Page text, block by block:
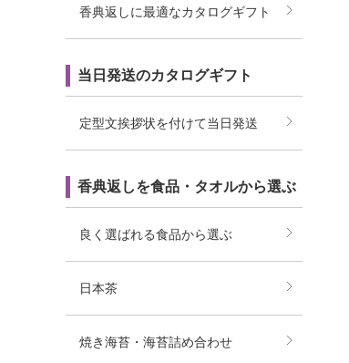
香典返しに最適なカタログギフト
当日発送のカタログギフト
定型文挨拶状を付けて当日発送
香典返しを食品・タオルから選ぶ
良く選ばれる食品から選ぶ
日本茶
焼き海苔・海苔詰め合わせ